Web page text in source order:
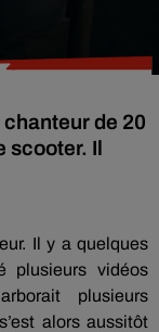
de 20
Il
Il y a quelques
plusieurs vidéos
plusieurs
alors aussitôt